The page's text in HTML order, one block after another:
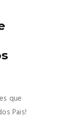
que
Pais!